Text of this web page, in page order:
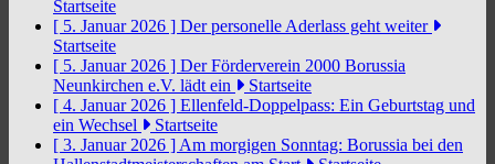
Startseite
[ 5. Januar 2026 ] Der personelle Aderlass geht weiter
Startseite
[ 5. Januar 2026 ] Der Förderverein 2000 Borussia
Neunkirchen e.V. lädt ein
Startseite
[ 4. Januar 2026 ] Ellenfeld-Doppelpass: Ein Geburtstag und
ein Wechsel
Startseite
[ 3. Januar 2026 ] Am morgigen Sonntag: Borussia bei den